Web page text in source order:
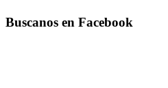
Buscanos en Facebook